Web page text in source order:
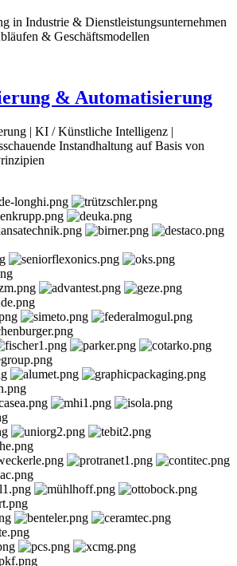
in Industrie & Dienstleistungsunternehmen
& Geschäftsmodellen
& Automatisierung
| KI / Künstliche Intelligenz |
Instandhaltung auf Basis von